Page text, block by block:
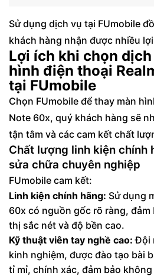
Sử dụng dịch vụ tại FUmobile
khách hàng nhận được nhiều
Lợi ích khi chọn
hình điện thoại
tại FUmobile
Chọn FUmobile để thay màn
Note 60x, quý khách hàng sẽ
tận tâm và các cam kết chất
Chất lượng linh kiện chính
sửa chữa chuyên nghiệp
FUmobile cam kết:
Linh kiện chính hãng: Sử dụng
60x có nguồn gốc rõ ràng,
thị sắc nét và độ bền cao.
Kỹ thuật viên tay nghề cao: Đội
kinh nghiệm, được đào tạo bài
tỉ mỉ, chính xác, đảm bảo